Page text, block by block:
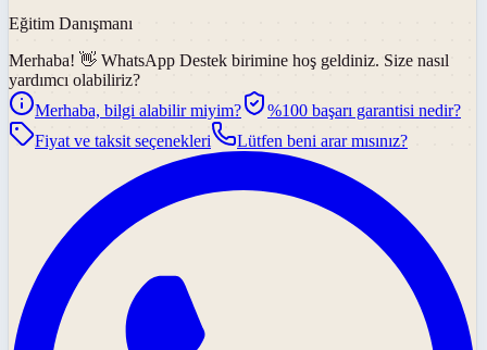
Eğitim Danışmanı
Merhaba! 👋 WhatsApp Destek birimine hoş geldiniz. Size nasıl
yardımcı olabiliriz?
Merhaba, bilgi alabilir miyim?
%100 başarı garantisi nedir?
Fiyat ve taksit seçenekleri
Lütfen beni arar mısınız?